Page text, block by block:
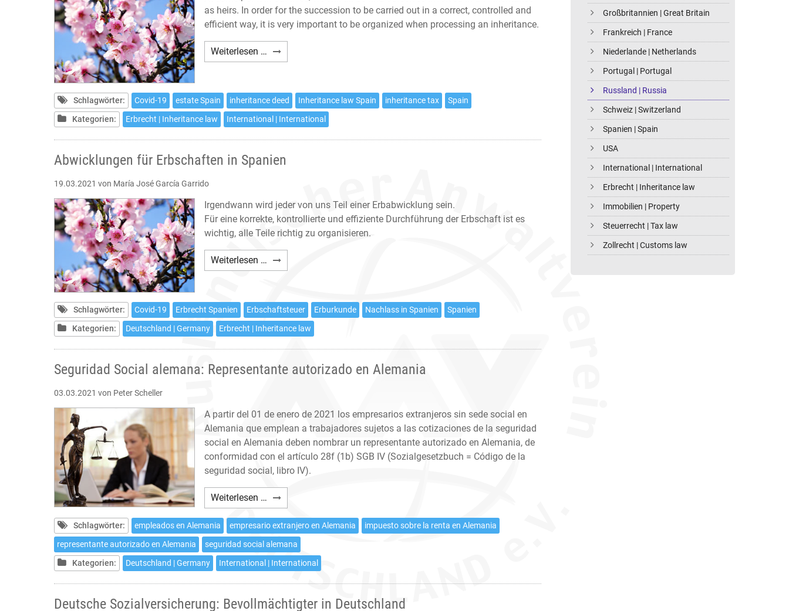
Großbritannien | Great Britain
Frankreich | France
Niederlande | Netherlands
Portugal | Portugal
Russland | Russia
Schweiz | Switzerland
Spanien | Spain
USA
International | International
Erbrecht | Inheritance law
Immobilien | Property
Steuerrecht | Tax law
Zollrecht | Customs law
as heirs. In order for the succession to be carried out in a correct, controlled and
efficient way, it is very important to be organized when processing an inheritance.
Weiterlesen … Procedures
to
in
Spain
Schlagwörter: Covid-19 estate Spain inheritance deed Inheritance law Spain inheritance tax
Spain
Kategorien:
Erbrecht | Inheritance law International | International
Abwicklungen für Erbschaften in Spanien
19.03.2021 von María José García Garrido
Irgendwann wird jeder von uns Teil einer Erbabwicklung sein.
Für eine korrekte, kontrollierte und effiziente Durchführung der Erbschaft ist es
wichtig, alle Teile richtig zu organisieren.
Weiterlesen … Abwicklungen
für
in
Spanien
Schlagwörter: Covid-19 Erbrecht Spanien Erbschaftsteuer Erburkunde Nachlass in Spanien
Spanien
Kategorien:
Deutschland | Germany Erbrecht | Inheritance law
Seguridad Social alemana: Representante autorizado en Alemania
03.03.2021 von Peter Scheller
A partir del 01 de enero de 2021 los empresarios extranjeros sin sede social en
Alemania que emplean a trabajadores sujetos a las cotizaciones de la seguridad
social en Alemania deben nombrar un representante autorizado en Alemania, de
conformidad con el artículo 28f (1b) SGB IV (Sozialgesetzbuch = Código de la
seguridad social, libro IV).
Weiterlesen … Seguridad
Social
alemana:
Representante
autorizado
en
Alemania
Schlagwörter: empleados en Alemania empresario extranjero en Alemania
impuesto sobre la renta en Alemania
representante autorizado en Alemania
seguridad social alemana
Kategorien:
Deutschland | Germany International | International
Deutsche Sozialversicherung: Bevollmächtigter in Deutschland